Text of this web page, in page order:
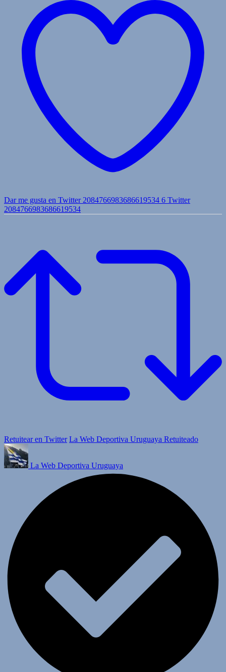
Dar me gusta en Twitter 2084766983686619534 6 Twitter
2084766983686619534
Retuitear en Twitter La Web Deportiva Uruguaya Retuiteado
La Web Deportiva Uruguaya